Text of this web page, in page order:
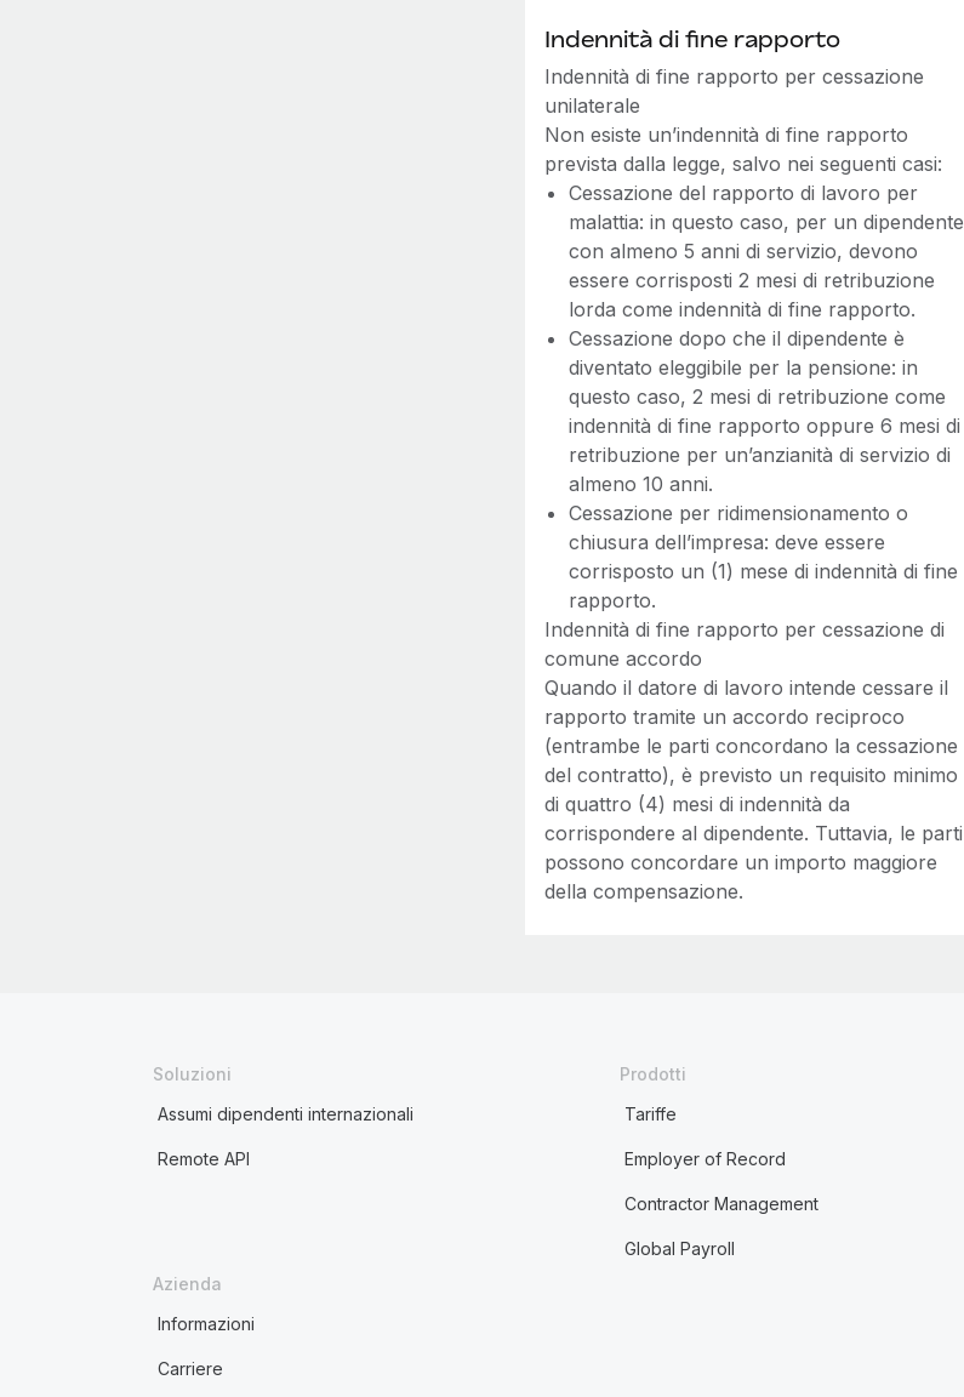
Indennità di fine rapporto
Indennità di fine rapporto per cessazione
unilaterale
Non esiste un’indennità di fine rapporto
prevista dalla legge, salvo nei seguenti casi:
Cessazione del rapporto di lavoro per
malattia: in questo caso, per un dipendente
con almeno 5 anni di servizio, devono
essere corrisposti 2 mesi di retribuzione
lorda come indennità di fine rapporto.
Cessazione dopo che il dipendente è
diventato eleggibile per la pensione: in
questo caso, 2 mesi di retribuzione come
indennità di fine rapporto oppure 6 mesi di
retribuzione per un’anzianità di servizio di
almeno 10 anni.
Cessazione per ridimensionamento o
chiusura dell’impresa: deve essere
corrisposto un (1) mese di indennità di fine
rapporto.
Indennità di fine rapporto per cessazione di
comune accordo
Quando il datore di lavoro intende cessare il
rapporto tramite un accordo reciproco
(entrambe le parti concordano la cessazione
del contratto), è previsto un requisito minimo
di quattro (4) mesi di indennità da
corrispondere al dipendente. Tuttavia, le parti
possono concordare un importo maggiore
della compensazione.
Soluzioni
Assumi dipendenti internazionali
Remote API
Prodotti
Tariffe
Employer of Record
Contractor Management
Global Payroll
Azienda
Informazioni
Carriere